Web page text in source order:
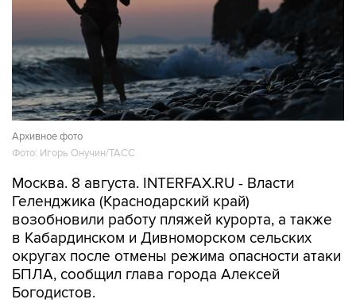
Архивное фото
Фото: Игорь Онучин/ТАСС
Москва. 8 августа. INTERFAX.RU - Власти
Геленджика (Краснодарский край)
возобновили работу пляжей курорта, а также
в Кабардинском и Дивноморском сельских
округах после отмены режима опасности атаки
БПЛА, сообщил глава города Алексей
Богодистов.